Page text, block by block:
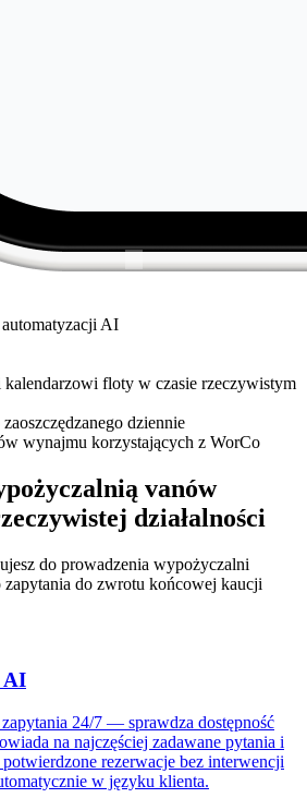
AI
floty w czasie rzeczywistym
dziennie
wynajmu korzystających z WorCo
vanów
działalności
do prowadzenia wypożyczalni
do zwrotu końcowej kaucji
AI
24/7 — sprawdza dostępność
na najczęściej zadawane pytania i
rezerwacje bez interwencji
w języku klienta.